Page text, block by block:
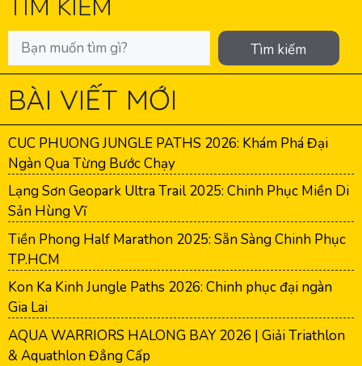
TÌM KIẾM
Tìm kiếm
BÀI VIẾT MỚI
CUC PHUONG JUNGLE PATHS 2026: Khám Phá Đại
Ngàn Qua Từng Bước Chạy
Lạng Sơn Geopark Ultra Trail 2025: Chinh Phục Miền Di
Sản Hùng Vĩ
Tiền Phong Half Marathon 2025: Sẵn Sàng Chinh Phục
TP.HCM
Kon Ka Kinh Jungle Paths 2026: Chinh phục đại ngàn
Gia Lai
AQUA WARRIORS HALONG BAY 2026 | Giải Triathlon
& Aquathlon Đẳng Cấp